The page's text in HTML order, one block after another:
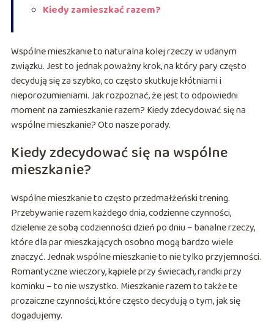
Kiedy zamieszkać razem?
Wspólne mieszkanie to naturalna kolej rzeczy w udanym
związku. Jest to jednak poważny krok, na który pary często
decydują się za szybko, co często skutkuje kłótniami i
nieporozumieniami. Jak rozpoznać, że jest to odpowiedni
moment na zamieszkanie razem? Kiedy zdecydować się na
wspólne mieszkanie? Oto nasze porady.
Kiedy zdecydować się na wspólne
mieszkanie?
Wspólne mieszkanie to często przedmałżeński trening.
Przebywanie razem każdego dnia, codzienne czynności,
dzielenie ze sobą codzienności dzień po dniu – banalne rzeczy,
które dla par mieszkających osobno mogą bardzo wiele
znaczyć. Jednak wspólne mieszkanie to nie tylko przyjemności.
Romantyczne wieczory, kąpiele przy świecach, randki przy
kominku – to nie wszystko. Mieszkanie razem to także te
prozaiczne czynności, które często decydują o tym, jak się
dogadujemy.